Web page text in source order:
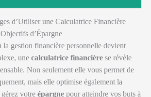
d’Utiliser une Calculatrice Financière
d’Épargne
la gestion financière personnelle devient
une calculatrice financière se révèle
Non seulement elle vous permet de
mais elle optimise également la
votre épargne pour atteindre vos buts à